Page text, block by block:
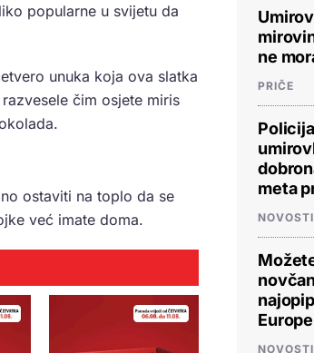
popularne u svijetu da
unuka koja ova slatka
čim osjete miris
ostaviti na toplo da se
već imate doma.
ne
PRIČE
meta
NOVOSTI
NOVOSTI